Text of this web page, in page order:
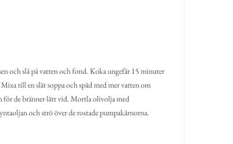
och slå på vatten och fond. Koka ungefär 15 minuter
till en slät soppa och späd med mer vatten om
för de bränner lätt vid. Mortla olivolja med
och strö över de rostade pumpakärnorna.